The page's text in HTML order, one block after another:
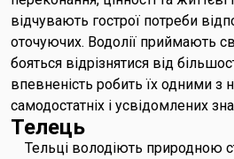
відчувають гострої потреби
оточуючих. Водолії приймають
бояться відрізнятися від
впевненість робить їх одними з
самодостатніх і усвідомлених
Телець
Тельці володіють природною